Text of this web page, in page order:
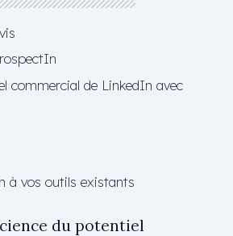
commercial de LinkedIn avec
à vos outils existants
du potentiel